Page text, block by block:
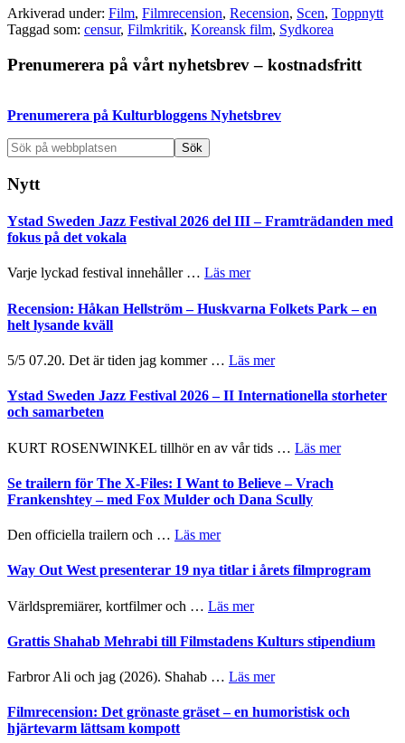
Arkiverad under: Film, Filmrecension, Recension, Scen, Toppnytt
Taggad som: censur, Filmkritik, Koreansk film, Sydkorea
Primärt
Prenumerera på vårt nyhetsbrev – kostnadsfritt
Prenumerera på Kulturbloggens Nyhetsbrev
Sök
på
webbplatsen
Nytt
Ystad Sweden Jazz Festival 2026 del III – Framträdanden med
fokus på det vokala
Varje lyckad festival innehåller … Läs merom
Sweden
del
–
fokus
det
vokala
Recension: Håkan Hellström – Huskvarna Folkets Park – en
helt lysande kväll
5/5 07.20. Det är tiden jag kommer … Läs merom
Håkan
Huskvarna
Folkets
–
en
Ystad Sweden Jazz Festival 2026 – II Internationella storheter
och samarbeten
KURT ROSENWINKEL tillhör en av vår tids … Läs merom
Se trailern för The X-Files: I Want to Believe – Vrach
Frankenshtey – med Fox Mulder och Dana Scully
Den officiella trailern och … Läs merom
trailern
The
X-
I
to
–
Way Out West presenterar 19 nya titlar i årets filmprogram
Världspremiärer, kortfilmer och … Läs merom
Out
19
titlar
Grattis Shahab Mehrabi till Filmstadens Kulturs stipendium
Farbror Ali och jag (2026). Shahab … Läs merom
Shahab
Filmrecension: Det grönaste gräset – en humoristisk och
hjärtevarm lättsam kompott